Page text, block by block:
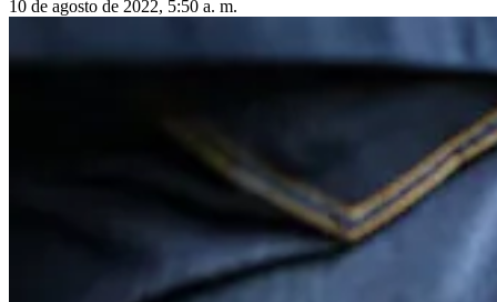
10 de agosto de 2022, 5:50 a. m.